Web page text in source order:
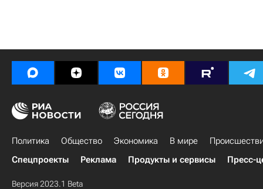
Политика Общество Экономика В мире
Спецпроекты
Реклама Продукты и сервисы Пресс-
Версия 2023.1 Beta